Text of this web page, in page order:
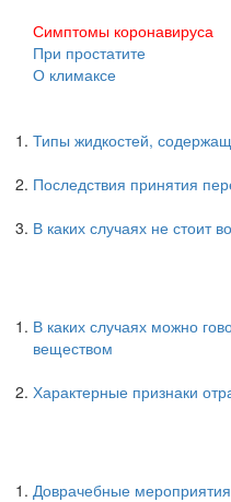
Симптомы коронавируса
При простатите
О климаксе
Типы жидкостей,
Последствия принятия
В каких случаях не стоит
В каких случаях можно
веществом
Характерные признаки
Доврачебные мероприятия